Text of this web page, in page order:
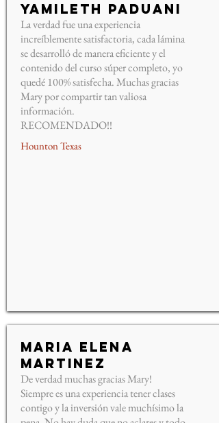
Yamileth Paduani
La verdad fue una experiencia
increíblemente satisfactoria, cada lámina
se desarrolló de manera eficiente y el
contenido del curso súper completo, yo
quedé 100% satisfecha. Muchas gracias
Mary por compartir tan valiosa
información.
RECOMENDADO!!
Hounton Texas
Maria Elena
Martinez
De verdad muchas gracias Mary!
Siempre es una experiencia tener clases
contigo y la inversión vale muchísimo la